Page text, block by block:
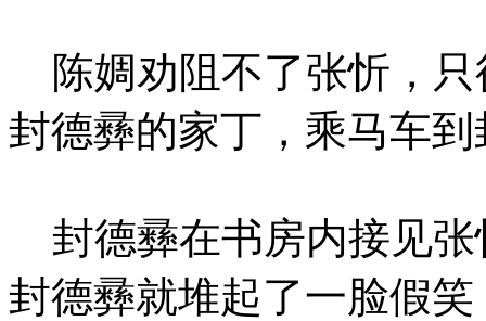
陈婤劝阻不了张忻，只
封德彞的家丁，乘马车
封德彞在书房内接见张
封德彞就堆起了一脸假